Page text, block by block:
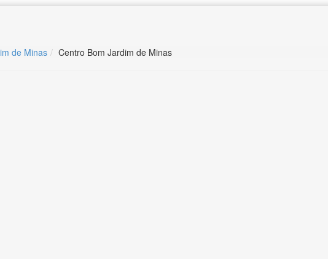
de Minas Centro Bom Jardim de Minas